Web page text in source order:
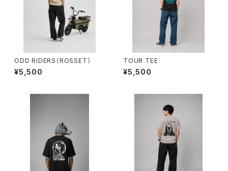
ODD RIDERS（ROSSET）
¥5,500
TOUR TEE
¥5,500